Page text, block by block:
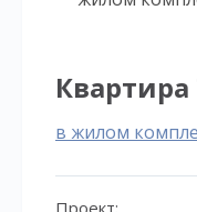
Квартира
в жилом
Проект: